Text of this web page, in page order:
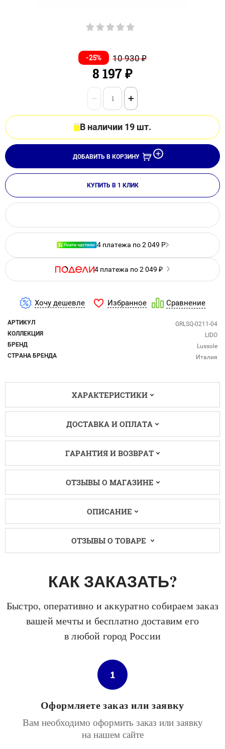
-25% 10 930₽
8 197₽
− +
В наличии 19 шт.
ДОБАВИТЬ В КОРЗИНУ
КУПИТЬ В 1 КЛИК
4 платежа по 2 049 ₽
4 платежа по 2 049 Р
Хочу дешевле Избранное Сравнение
АРТИКУЛ
GRLSQ-0211-04
КОЛЛЕКЦИЯ
LIDO
БРЕНД
Lussole
СТРАНА БРЕНДА
Италия
ХАРАКТЕРИСТИКИ
ДОСТАВКА И ОПЛАТА
ГАРАНТИЯ И ВОЗВРАТ
ОТЗЫВЫ О МАГАЗИНЕ
ОПИСАНИЕ
ОТЗЫВЫ О ТОВАРЕ
КАК ЗАКАЗАТЬ?
Быстро, оперативно и аккуратно собираем заказ
вашей мечты и бесплатно доставим его
в любой город России
1
Оформляете заказ или заявку
Вам необходимо оформить заказ или заявку
на нашем сайте